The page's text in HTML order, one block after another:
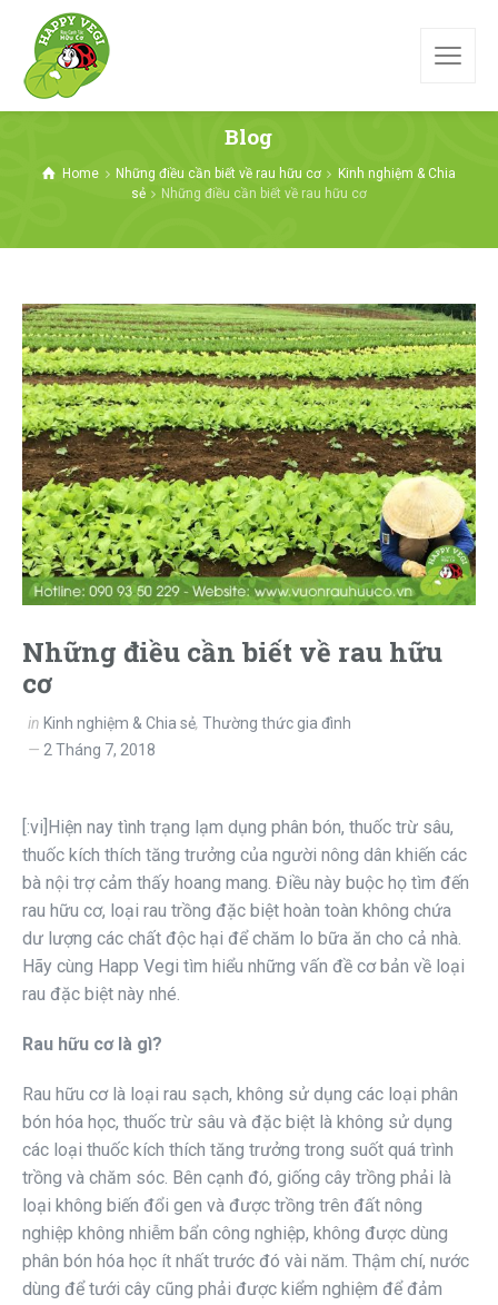
Blog
Home Những điều cần biết về rau hữu cơ
Kinh nghiệm & Chia
sẻ
Những điều cần biết về rau hữu cơ
Những điều cần biết về rau hữu
cơ
in Kinh nghiệm & Chia sẻ, Thường thức gia đình
2 Tháng 7, 2018
[:vi]Hiện nay tình trạng lạm dụng phân bón, thuốc trừ sâu,
thuốc kích thích tăng trưởng của người nông dân khiến các
bà nội trợ cảm thấy hoang mang. Điều này buộc họ tìm đến
rau hữu cơ, loại rau trồng đặc biệt hoàn toàn không chứa
dư lượng các chất độc hại để chăm lo bữa ăn cho cả nhà.
Hãy cùng Happ Vegi tìm hiểu những vấn đề cơ bản về loại
rau đặc biệt này nhé.
Rau hữu cơ là gì?
Rau hữu cơ là loại rau sạch, không sử dụng các loại phân
bón hóa học, thuốc trừ sâu và đặc biệt là không sử dụng
các loại thuốc kích thích tăng trưởng trong suốt quá trình
trồng và chăm sóc. Bên cạnh đó, giống cây trồng phải là
loại không biến đổi gen và được trồng trên đất nông
nghiệp không nhiễm bẩn công nghiệp, không được dùng
phân bón hóa học ít nhất trước đó vài năm. Thậm chí, nước
dùng để tưới cây cũng phải được kiểm nghiệm để đảm